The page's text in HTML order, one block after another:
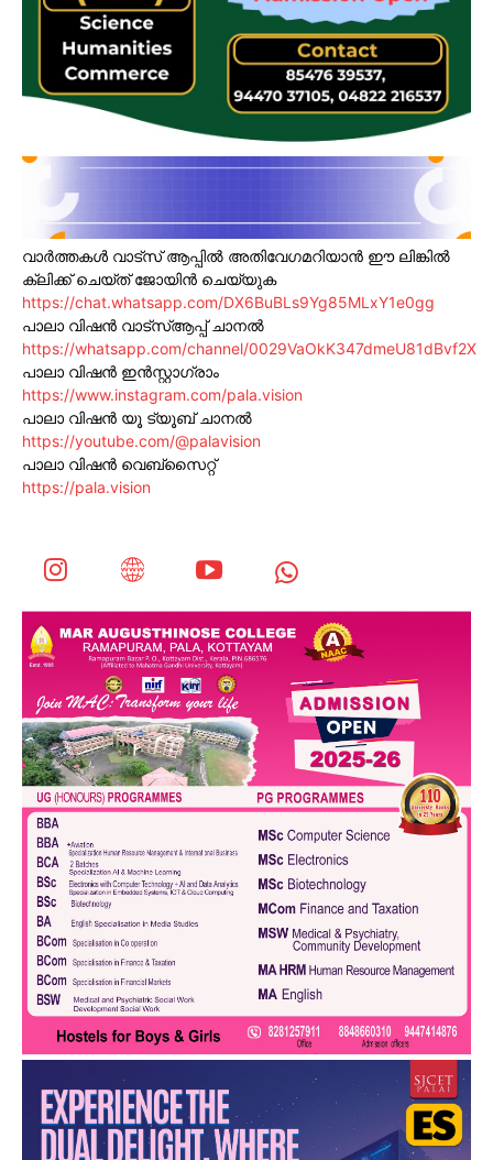
വാർത്തകൾ വാട്സ് ആപ്പിൽ അതിവേഗമറിയാൻ ഈ ലിങ്കിൽ
ക്ലിക്ക് ചെയ്ത് ജോയിൻ ചെയ്യുക
https://chat.whatsapp.com/DX6BuBLs9Yg85MLxY1e0gg
പാലാ വിഷൻ വാട്സ്ആപ്പ് ചാനൽ
https://whatsapp.com/channel/0029VaOkK347dmeU81dBvf2X
പാലാ വിഷൻ ഇൻസ്റ്റാഗ്രാം
https://www.instagram.com/pala.vision
പാലാ വിഷൻ യൂ ട്യൂബ് ചാനൽ
https://youtube.com/@palavision
പാലാ വിഷൻ വെബ്സൈറ്റ്
https://pala.vision